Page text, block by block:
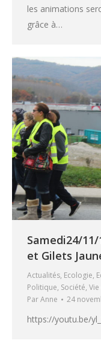
les animations
grâce à…
Samedi24/
et Gilets
Actualités, Ecologie,
Politique, Société,
ParAnne 24
https://youtu.be/